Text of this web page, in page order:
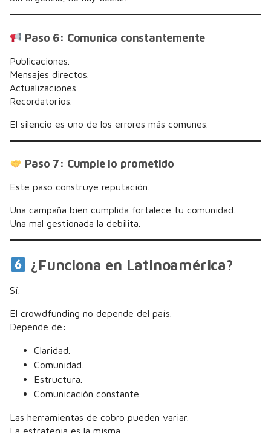
Paso 6: Comunica constantemente
Publicaciones.
Mensajes directos.
Actualizaciones.
Recordatorios.
El silencio es uno de los errores más comunes.
Paso 7: Cumple lo prometido
Este paso construye reputación.
Una campaña bien cumplida fortalece tu comunidad.
Una mal gestionada la debilita.
¿Funciona en Latinoamérica?
Sí.
El crowdfunding no depende del país.
Depende de:
Claridad.
Comunidad.
Estructura.
Comunicación constante.
Las herramientas de cobro pueden variar.
La estrategia es la misma.